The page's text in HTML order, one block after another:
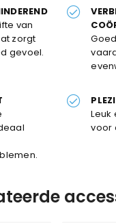
van
zorgt
gevoel.
Leuk
voor